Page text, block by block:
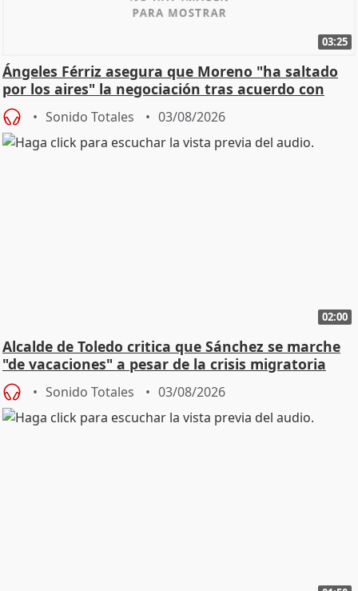
03:25
Ángeles Férriz asegura que Moreno "ha saltado
por los aires" la negociación tras acuerdo con
SMA
Sonido Totales 03/08/2026
02:00
Alcalde de Toledo critica que Sánchez se marche
"de vacaciones" a pesar de la crisis migratoria
Sonido Totales 03/08/2026